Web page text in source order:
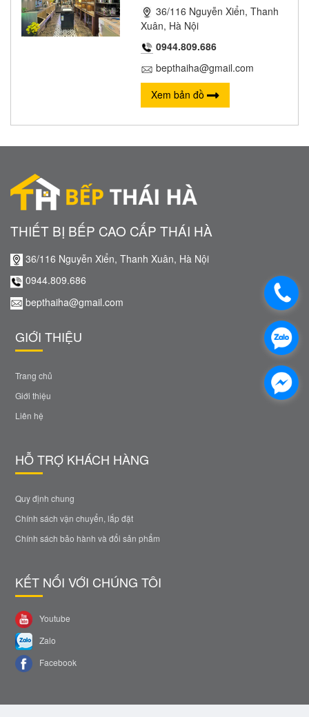
36/116 Nguyễn Xiển, Thanh
Xuân, Hà Nội
0944.809.686
bepthaiha@gmail.com
Xem bản đồ
THIẾT BỊ BẾP CAO CẤP THÁI HÀ
36/116 Nguyễn Xiển, Thanh Xuân, Hà Nội
0944.809.686
bepthaiha@gmail.com
GIỚI THIỆU
Trang chủ
Giới thiệu
Liên hệ
HỖ TRỢ KHÁCH HÀNG
Quy định chung
Chính sách vận chuyển, lắp đặt
Chính sách bảo hành và đổi sản phẩm
KẾT NỐI VỚI CHÚNG TÔI
Youtube
Zalo
Facebook